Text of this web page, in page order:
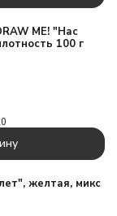
ME! "Нас
100 г
желтая, микс